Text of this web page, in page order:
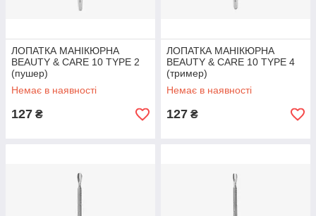
ЛОПАТКА МАНІКЮРНА
BEAUTY & CARE 10 TYPE 2
(пушер)
Немає в наявності
127 ₴
ЛОПАТКА МАНІКЮРНА
BEAUTY & CARE 10 TYPE 4
(тример)
Немає в наявності
127 ₴